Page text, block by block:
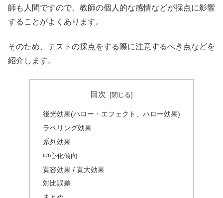
師も人間ですので、教師の個人的な感情などが採点に影響
することがよくあります。
そのため、テストの採点をする際に注意するべき点などを
紹介します。
目次
後光効果(ハロー・エフェクト、ハロー効果)
ラベリング効果
系列効果
中心化傾向
寛容効果 / 寛大効果
対比誤差